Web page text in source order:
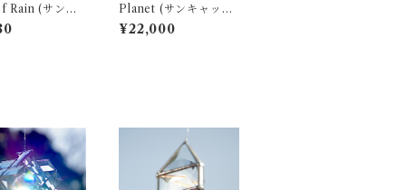
(サンキ
ー ・ ウォー
ズム)
Planet (サンキャッチ
ャー ・ ウォータープ
リズム)
¥22,000